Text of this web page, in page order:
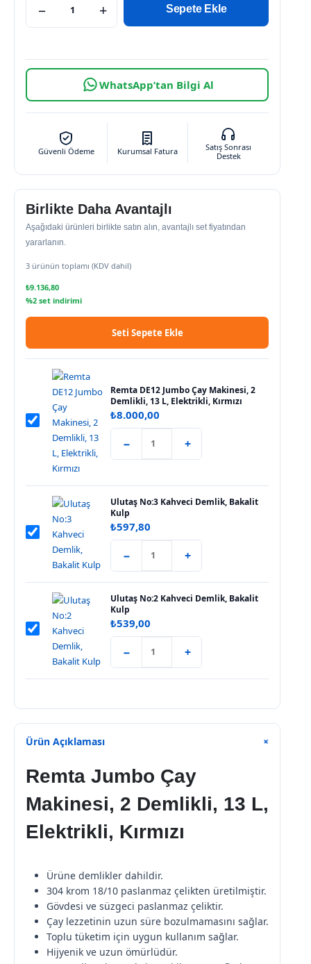
− + Sepete Ekle
WhatsApp’tan Bilgi Al
Güvenli Ödeme Kurumsal Fatura
Satış Sonrası
Destek
Birlikte Daha Avantajlı
Aşağıdaki ürünleri birlikte satın alın, avantajlı set fiyatından
yararlanın.
3 ürünün toplamı (KDV dahil)
₺9.136,80
%2 set indirimi
Seti Sepete Ekle
Remta DE12 Jumbo Çay Makinesi, 2
Demlikli, 13 L, Elektrikli, Kırmızı
₺8.000,00
− +
Ulutaş No:3 Kahveci Demlik, Bakalit
Kulp
₺597,80
− +
Ulutaş No:2 Kahveci Demlik, Bakalit
Kulp
₺539,00
− +
Ürün Açıklaması +
Remta Jumbo Çay
Makinesi, 2 Demlikli, 13 L,
Elektrikli, Kırmızı
Ürüne demlikler dahildir.
304 krom 18/10 paslanmaz çelikten üretilmiştir.
Gövdesi ve süzgeci paslanmaz çeliktir.
Çay lezzetinin uzun süre bozulmamasını sağlar.
Toplu tüketim için uygun kullanım sağlar.
Hijyenik ve uzun ömürlüdür.